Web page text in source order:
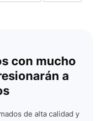
con mucho
a
de alta calidad y